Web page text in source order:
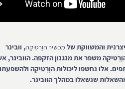
והמשווקת של מכשיר הוֶרְטִיקָה, וובינר
משפר את מנגנון הזקפה. הוובינר,
החברה והן לקהל הרחב, אירח כ-150 משתתפים. אלו נחשפו ליכולות הוֶרְטִיקָה
שנשאלו במהלך הוובינר.